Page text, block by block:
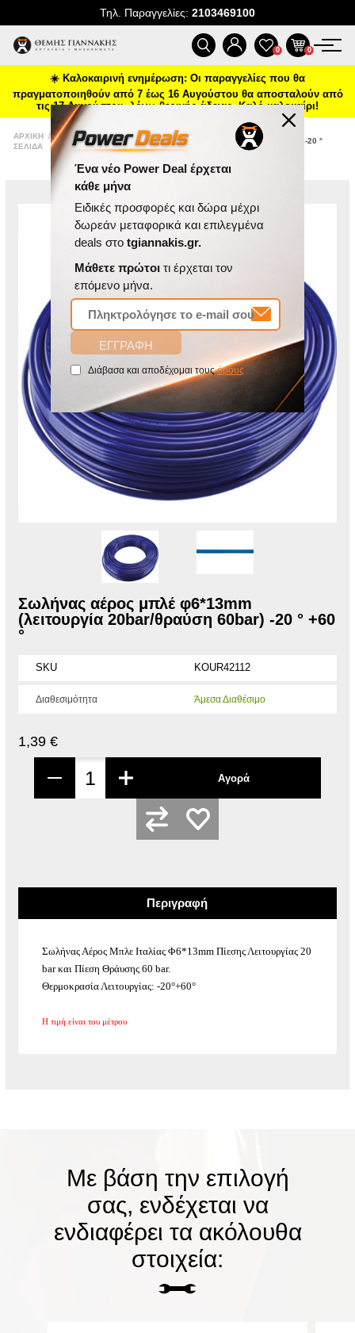
Τηλ. Παραγγελίες: 2103469100
ΠΡΟΪΌΝΤΑ
ΠΡΟΣΦΟΡΈΣ
ΝΈΕΣ ΑΦΊΞΕΙΣ
ΕΠΙΚΟΙΝΩΝΊΑ
ΝΈΑ & ΆΡΘΡΑ
0 0
☀️ Καλοκαιρινή ενημέρωση: Οι παραγγελίες που θα
πραγματοποιηθούν από 7 έως 16 Αυγούστου θα αποσταλούν από
τις 17 Αυγούστου, λόγω θερινής άδειας. Καλό καλοκαίρι!
ΑΡΧΙΚΉ
ΣΕΛΊΔΑ
/ ΕΡΓΑΛΕΊΑ
ΑΈΡΑ
/ ΑΝΑΛΏΣΙΜΑ
ΑΈΡΟΣ
/
ΣΩΛΉΝΑΣ ΑΈΡΟΣ ΜΠΛΈ Φ6*13MM
(ΛΕΙΤΟΥΡΓΊΑ 20BAR/ΘΡΑΎΣΗ 60BAR) -20 °
+60 °
Σωλήνας αέρος μπλέ φ6*13mm
(λειτουργία 20bar/θραύση 60bar) -20 ° +60
°
SKU KOUR42112
Διαθεσιμότητα Άμεσα Διαθέσιμο
1,39 €
Αγορά
Περιγραφή
Σωλήνας Αέρος Μπλε Ιταλίας Φ6*13mm Πίεσης Λειτουργίας 20
bar και Πίεση Θράυσης 60 bar.
Θερμοκρασία Λειτουργίας: -20°+60°
Η τιμή είναι του μέτρου
Με βάση την επιλογή
σας, ενδέχεται να
ενδιαφέρει τα ακόλουθα
στοιχεία:
Ένα νέο Power Deal έρχεται
κάθε μήνα
Ειδικές προσφορές και δώρα μέχρι
δωρεάν μεταφορικά και επιλεγμένα
deals στοtgiannakis.gr.
Μάθετε πρώτοιτι έρχεται τον
επόμενο μήνα.
Διάβασα και αποδέχομαι τουςόρους